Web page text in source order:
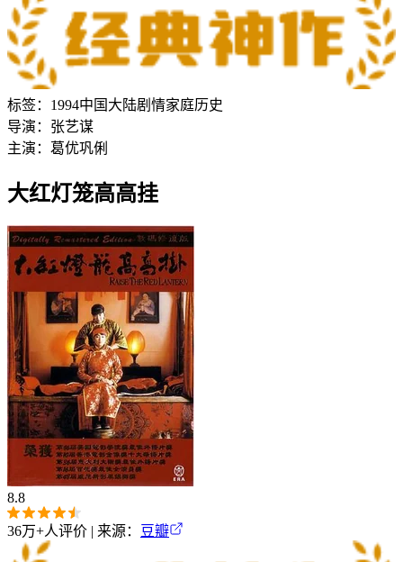
标签： 1994中国大陆剧情家庭历史
导演： 张艺谋
主演： 葛优巩俐
大红灯笼高高挂
8.8
36万+人评价 | 来源： 豆瓣